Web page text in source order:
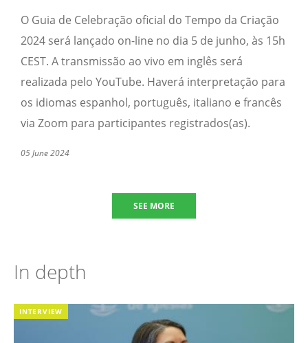
O Guia de Celebração oficial do Tempo da Criação
2024 será lançado on-line no dia 5 de junho, às 15h
CEST. A transmissão ao vivo em inglês será
realizada pelo YouTube. Haverá interpretação para
os idiomas espanhol, português, italiano e francês
via Zoom para participantes registrados(as).
05 June 2024
SEE MORE
In depth
INTERVIEW